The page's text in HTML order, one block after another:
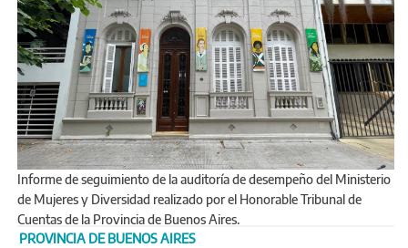
Informe de seguimiento de la auditoría de desempeño del Ministerio
de Mujeres y Diversidad realizado por el Honorable Tribunal de
Cuentas de la Provincia de Buenos Aires.
PROVINCIA DE BUENOS AIRES